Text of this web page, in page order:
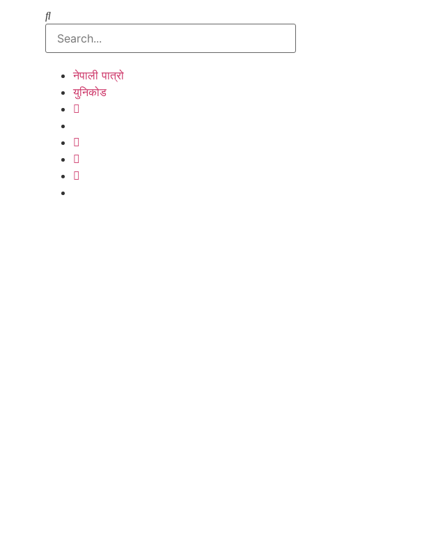
नेपाली पात्रो
युनिकोड